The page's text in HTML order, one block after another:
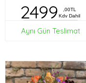
2499
,00TL
Kdv Dahil
Aynı Gün Teslimat